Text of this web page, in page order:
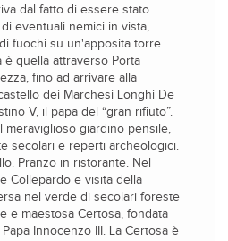
dal fatto di essere stato
eventuali nemici in vista,
fuochi su un'apposita torre.
è quella attraverso Porta
fino ad arrivare alla
dei Marchesi Longhi De
V, il papa del “gran rifiuto”.
meraviglioso giardino pensile,
secolari e reperti archeologici.
Pranzo in ristorante. Nel
Collepardo e visita della
nel verde di secolari foreste
e maestosa Certosa, fondata
Innocenzo III. La Certosa è